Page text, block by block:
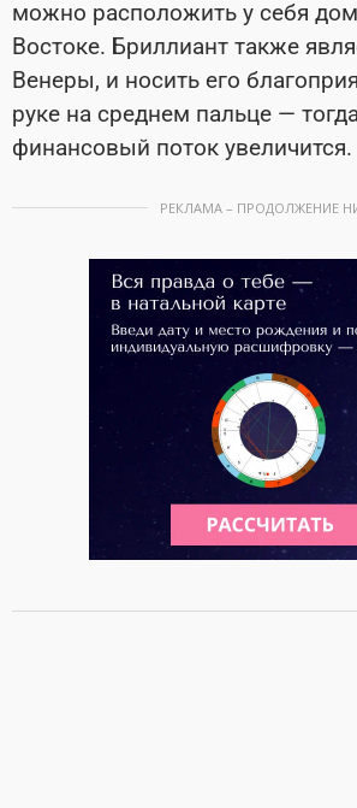
можно расположить у себя
Востоке. Бриллиант также
Венеры, и носить его
руке на среднем пальце —
финансовый поток увеличится.
РЕКЛАМА – ПРОДОЛЖЕНИЕ